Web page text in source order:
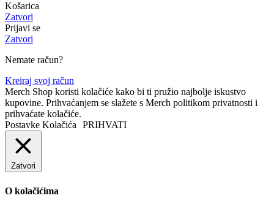
Košarica
Zatvori
Prijavi se
Zatvori
Nemate račun?
Kreiraj svoj račun
Merch Shop koristi kolačiće kako bi ti pružio najbolje iskustvo
kupovine. Prihvaćanjem se slažete s Merch politikom privatnosti i
prihvaćate kolačiće.
Postavke Kolačića PRIHVATI
Zatvori
O kolačićima